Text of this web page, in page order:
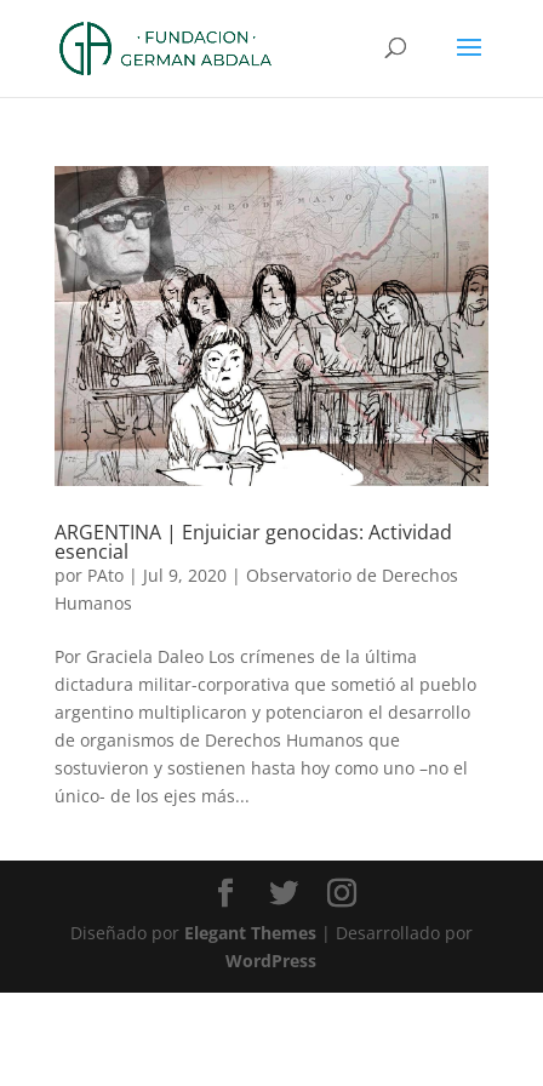
ARGENTINA | Enjuiciar genocidas: Actividad
esencial
por PAto| Jul 9, 2020| Observatorio de Derechos
Humanos
Por Graciela Daleo Los crímenes de la última
dictadura militar-corporativa que sometió al pueblo
argentino multiplicaron y potenciaron el desarrollo
de organismos de Derechos Humanos que
sostuvieron y sostienen hasta hoy como uno –no el
único- de los ejes más...
Diseñado por Elegant Themes| Desarrollado por
WordPress